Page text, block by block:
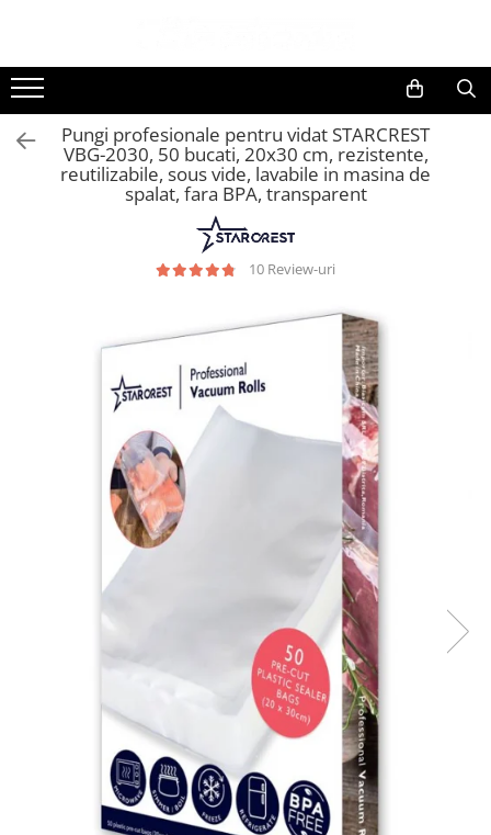
Toate Produsele
Black Friday
Electrocasnice Mari
Aparate frigorifice
Aparat cuburi de gheata
Frigidere cu doua usi
Frigidere cu o usa
Lazi frigorifice
Cuptoare cu microunde
Cuptoare cu microunde
Hote de bucatarie
Aparate frigorifice incorporabile
Cuptoare cu microunde
Hote incorporabile
Plite incorporabile
Masini spalat vase
Pungi profesionale pentru vidat STARCREST
VBG-2030, 50 bucati, 20x30 cm, rezistente,
reutilizabile, sous vide, lavabile in masina de
spalat, fara BPA, transparent
10 Review-uri